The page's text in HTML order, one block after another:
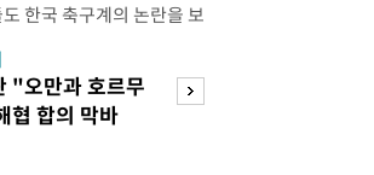
한국 축구계의 논란을 보
6일 JTBC는 문화체육관
를 바탕으로 축구협회가
1년 동안 국가대표팀 경기
대를 한 정황이 드러났다
"오만과 호르무
협 합의 막바